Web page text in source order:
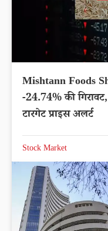
Mishtann Foods
-24.74% की
टारगेट प्राइस अलर्ट
Stock Market